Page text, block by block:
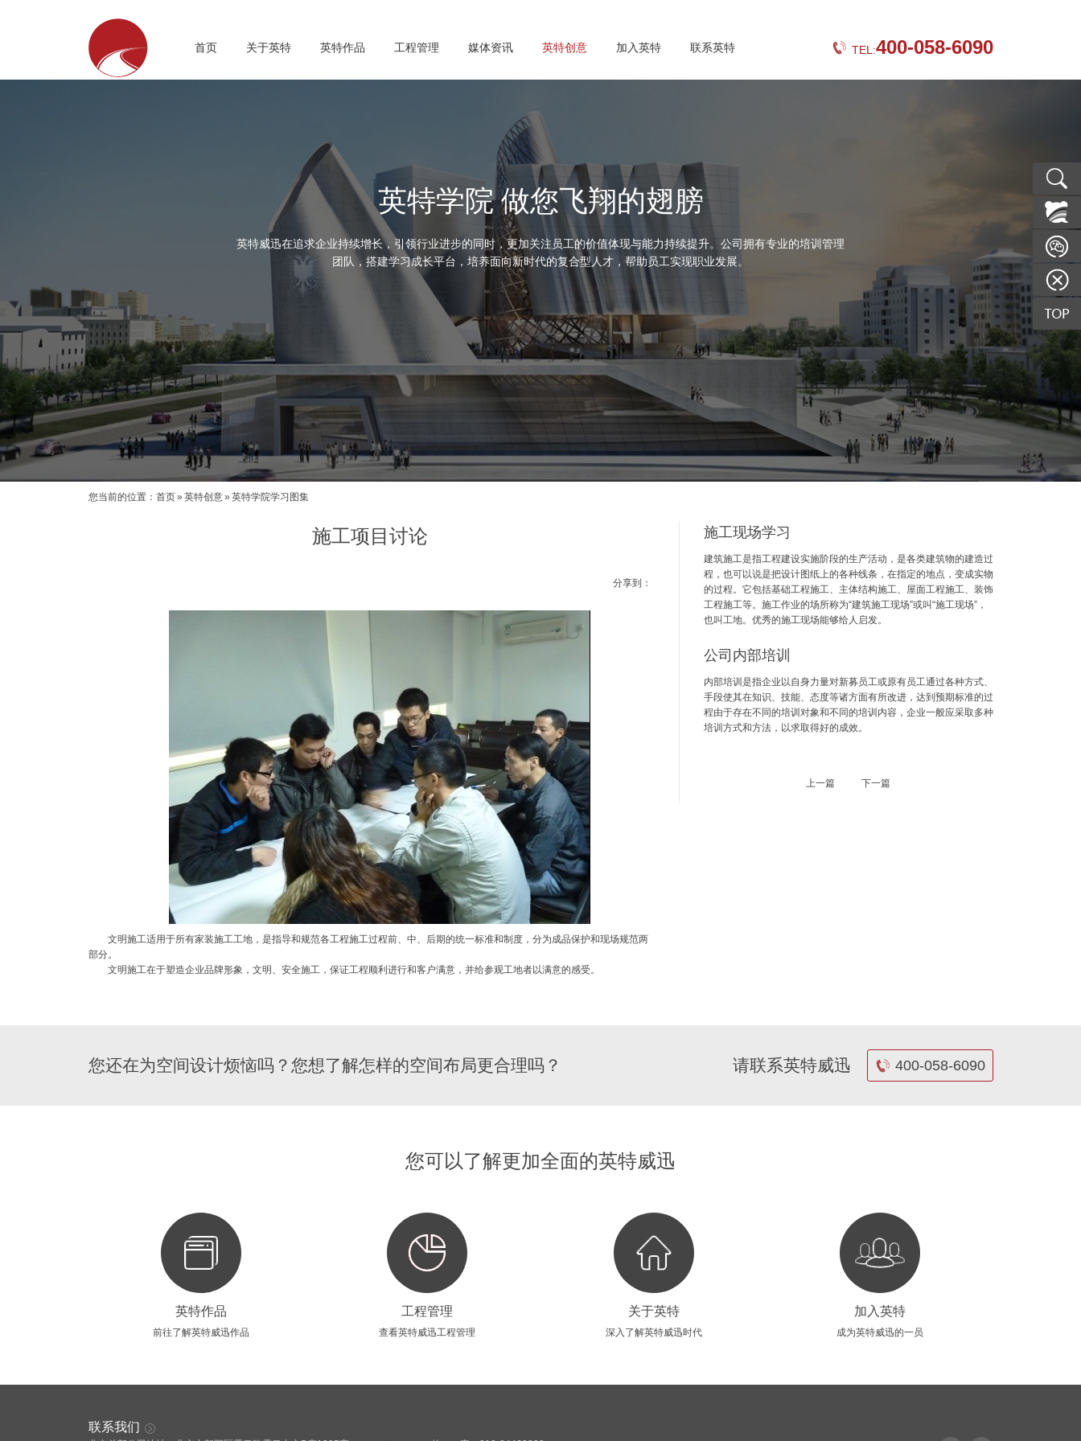
首页 关于英特 英特作品 工程管理 媒体资讯 英特创意 加入英特 联系英特 TEL:400-058-6090
英特学院 做您飞翔的翅膀
英特威迅在追求企业持续增长，引领行业进步的同时，更加关注员工的价值体现与能力持续提升。公司拥有专业的培训管理
团队，搭建学习成长平台，培养面向新时代的复合型人才，帮助员工实现职业发展。
您当前的位置： 首页» 英特创意» 英特学院学习图集
施工项目讨论
分享到：
文明施工适用于所有家装施工工地，是指导和规范各工程施工过程前、中、后期的统一标准和制度，分为成品保护和现场规范两
部分。
文明施工在于塑造企业品牌形象，文明、安全施工，保证工程顺利进行和客户满意，并给参观工地者以满意的感受。
施工现场学习
建筑施工是指工程建设实施阶段的生产活动，是各类建筑物的建造过
程，也可以说是把设计图纸上的各种线条，在指定的地点，变成实物
的过程。它包括基础工程施工、主体结构施工、屋面工程施工、装饰
工程施工等。施工作业的场所称为“建筑施工现场”或叫“施工现场”，
也叫工地。优秀的施工现场能够给人启发。
公司内部培训
内部培训是指企业以自身力量对新募员工或原有员工通过各种方式、
手段使其在知识、技能、态度等诸方面有所改进，达到预期标准的过
程由于存在不同的培训对象和不同的培训内容，企业一般应采取多种
培训方式和方法，以求取得好的成效。
上一篇 下一篇
您还在为空间设计烦恼吗？您想了解怎样的空间布局更合理吗？ 请联系英特威迅 400-058-6090
您可以了解更加全面的英特威迅
英特作品
前往了解英特威迅作品
工程管理
查看英特威迅工程管理
关于英特
深入了解英特威迅时代
加入英特
成为英特威迅的一员
联系我们